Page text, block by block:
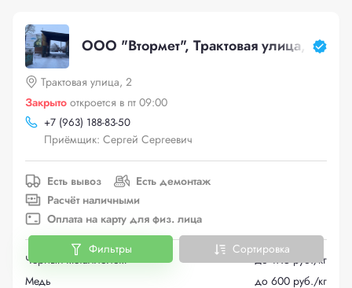
ООО "Втормет", Трактовая улица, 2
Трактовая улица, 2
Закрыто откроется в пт 09:00
+7 (963) 188-83-50
Приёмщик: Сергей Сергеевич
Есть вывоз
Есть демонтаж
Расчёт наличными
Оплата на карту для физ. лица
Черный металлолом
до 17.5 руб./кг
Медь
до 600 руб./кг
Фильтры Сортировка